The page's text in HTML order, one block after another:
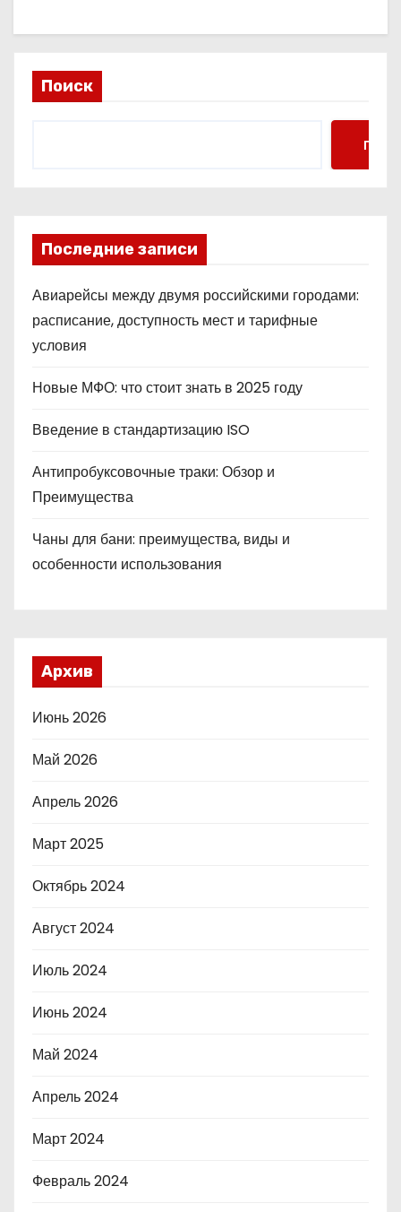
Поиск
Поиск
Последние записи
Авиарейсы между двумя российскими городами:
расписание, доступность мест и тарифные
условия
Новые МФО: что стоит знать в 2025 году
Введение в стандартизацию ISO
Антипробуксовочные траки: Обзор и
Преимущества
Чаны для бани: преимущества, виды и
особенности использования
Архив
Июнь 2026
Май 2026
Апрель 2026
Март 2025
Октябрь 2024
Август 2024
Июль 2024
Июнь 2024
Май 2024
Апрель 2024
Март 2024
Февраль 2024